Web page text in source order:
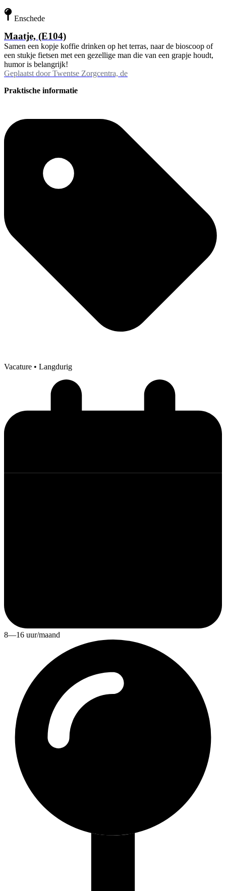
Enschede
Maatje, (E104)
Samen een kopje koffie drinken op het terras, naar de bioscoop of
een stukje fietsen met een gezellige man die van een grapje houdt,
humor is belangrijk!
Geplaatst door Twentse Zorgcentra, de
Praktische informatie
Vacature • Langdurig
8—16 uur/maand